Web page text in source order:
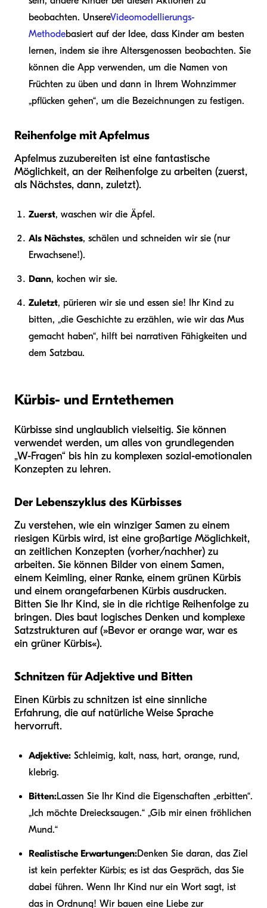
beobachten. UnsereVideomodellierungs-
Methodebasiert auf der Idee, dass Kinder am besten
lernen, indem sie ihre Altersgenossen beobachten. Sie
können die App verwenden, um die Namen von
Früchten zu üben und dann in Ihrem Wohnzimmer
„pflücken gehen“, um die Bezeichnungen zu festigen.
Reihenfolge mit Apfelmus
Apfelmus zuzubereiten ist eine fantastische
Möglichkeit, an der Reihenfolge zu arbeiten (zuerst,
als Nächstes, dann, zuletzt).
Zuerst, waschen wir die Äpfel.
Als Nächstes, schälen und schneiden wir sie (nur
Erwachsene!).
Dann, kochen wir sie.
Zuletzt, pürieren wir sie und essen sie! Ihr Kind zu
bitten, „die Geschichte zu erzählen, wie wir das Mus
gemacht haben“, hilft bei narrativen Fähigkeiten und
dem Satzbau.
Kürbis- und Erntethemen
Kürbisse sind unglaublich vielseitig. Sie können
verwendet werden, um alles von grundlegenden
„W-Fragen“ bis hin zu komplexen sozial-emotionalen
Konzepten zu lehren.
Der Lebenszyklus des Kürbisses
Zu verstehen, wie ein winziger Samen zu einem
riesigen Kürbis wird, ist eine großartige Möglichkeit,
an zeitlichen Konzepten (vorher/nachher) zu
arbeiten. Sie können Bilder von einem Samen,
einem Keimling, einer Ranke, einem grünen Kürbis
und einem orangefarbenen Kürbis ausdrucken.
Bitten Sie Ihr Kind, sie in die richtige Reihenfolge zu
bringen. Dies baut logisches Denken und komplexe
Satzstrukturen auf (»Bevor er orange war, war es
ein grüner Kürbis«).
Schnitzen für Adjektive und Bitten
Einen Kürbis zu schnitzen ist eine sinnliche
Erfahrung, die auf natürliche Weise Sprache
hervorruft.
Adjektive: Schleimig, kalt, nass, hart, orange, rund,
klebrig.
Bitten:Lassen Sie Ihr Kind die Eigenschaften „erbitten“.
„Ich möchte Dreiecksaugen.“ „Gib mir einen fröhlichen
Mund.“
Realistische Erwartungen:Denken Sie daran, das Ziel
ist kein perfekter Kürbis; es ist das Gespräch, das Sie
dabei führen. Wenn Ihr Kind nur ein Wort sagt, ist
das in Ordnung! Wir bauen eine Liebe zur